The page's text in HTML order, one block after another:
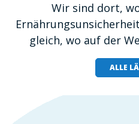
Wir sind dort,
gleich, wo auf der
ALLE